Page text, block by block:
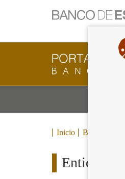
Ir
a
página
de
inicio
del
Cliente
Bancario
Banco
ir
a
Inicio Blog
Entidades